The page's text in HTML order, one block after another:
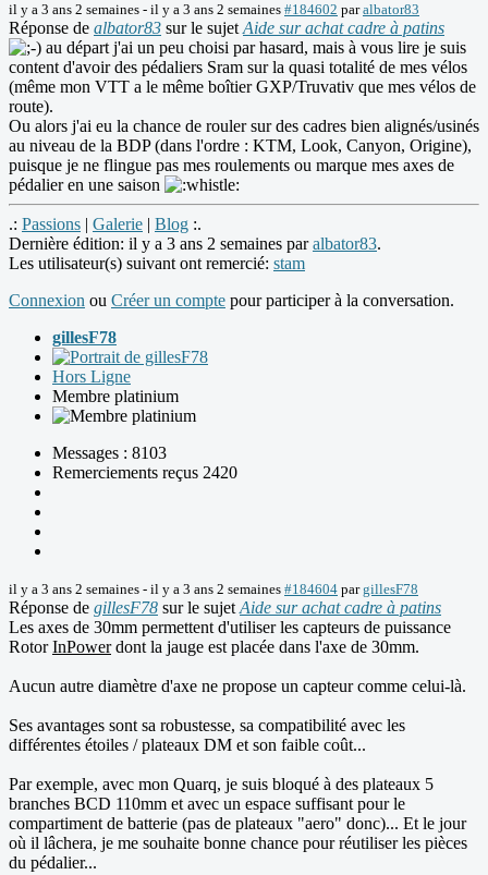
il y a 3 ans 2 semaines - il y a 3 ans 2 semaines #184602 paralbator83
Réponse de albator83 sur le sujet Aide sur achat cadre à patins
au départ j'ai un peu choisi par hasard, mais à vous lire je suis
content d'avoir des pédaliers Sram sur la quasi totalité de mes vélos
(même mon VTT a le même boîtier GXP/Truvativ que mes vélos de
route).
Ou alors j'ai eu la chance de rouler sur des cadres bien alignés/usinés
au niveau de la BDP (dans l'ordre : KTM, Look, Canyon, Origine),
puisque je ne flingue pas mes roulements ou marque mes axes de
pédalier en une saison
.: Passions | Galerie | Blog :.
Dernière édition: il y a 3 ans 2 semaines paralbator83.
Les utilisateur(s) suivant ont remercié: stam
Connexion ou Créer un compte pour participer à la conversation.
gillesF78
Hors Ligne
Membre platinium
Messages : 8103
Remerciements reçus 2420
il y a 3 ans 2 semaines - il y a 3 ans 2 semaines #184604 pargillesF78
Réponse de gillesF78 sur le sujet Aide sur achat cadre à patins
Les axes de 30mm permettent d'utiliser les capteurs de puissance
RotorInPowerdont la jauge est placée dans l'axe de 30mm.
Aucun autre diamètre d'axe ne propose un capteur comme celui-là.
Ses avantages sont sa robustesse, sa compatibilité avec les
différentes étoiles / plateaux DM et son faible coût...
Par exemple, avec mon Quarq, je suis bloqué à des plateaux 5
branches BCD 110mm et avec un espace suffisant pour le
compartiment de batterie (pas de plateaux "aero" donc)... Et le jour
où il lâchera, je me souhaite bonne chance pour réutiliser les pièces
du pédalier...